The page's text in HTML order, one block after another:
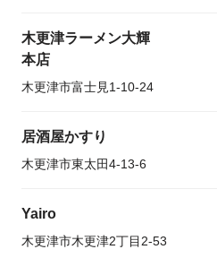
木更津ラーメン大輝
本店
木更津市富士見1-10-24
居酒屋かすり
木更津市東太田4-13-6
Yairo
木更津市木更津2丁目2-53